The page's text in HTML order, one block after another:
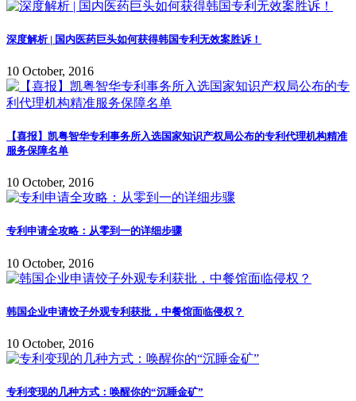
深度解析 | 国内医药巨头如何获得韩国专利无效案胜诉！
10 October, 2016
【喜报】凯粤智华专利事务所入选国家知识产权局公布的专利代理机构精准
服务保障名单
10 October, 2016
专利申请全攻略：从零到一的详细步骤
10 October, 2016
韩国企业申请饺子外观专利获批，中餐馆面临侵权？
10 October, 2016
专利变现的几种方式：唤醒你的“沉睡金矿”